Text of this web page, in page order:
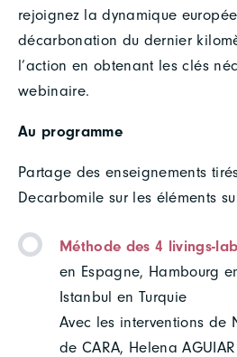
rejoignez la dynamique
décarbonation du dernier
l’action en obtenant les clés
webinaire.
Au programme
Partage des enseignements
Decarbomile sur les éléments
Méthode des 4 livings-
en Espagne, Hambourg
Istanbul en Turquie
Avec les interventions de
de CARA, Helena